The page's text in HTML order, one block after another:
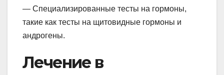
— Специализированные тесты на гормоны,
такие как тесты на щитовидные гормоны и
андрогены.
Лечение в